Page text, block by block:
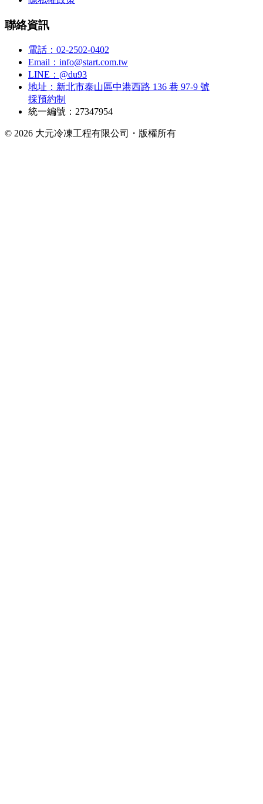
聯絡資訊
電話：02-2502-0402
Email：info@start.com.tw
LINE：@du93
地址：新北市泰山區中港西路 136 巷 97-9 號
採預約制
統一編號：27347954
© 2026 大元冷凍工程有限公司・版權所有